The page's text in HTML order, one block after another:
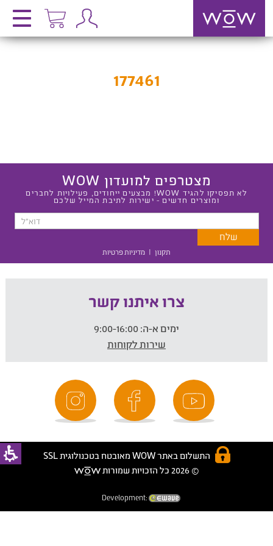
177461
מצטרפים למועדון WOW
לא תפסיקו להגיד WOW! מבצעים ייחודים, פעילויות לחברים
ומוצרים חדשים - ישירות לתיבת המייל שלכם
תקנון | מדיניות פרטיות
צרו איתנו קשר
ימים א-ה:
שירות לקוחות
התשלום באתר WOW מאובטח בטכנולוגית SSL
© 2026 כל הזכויות שמורות
Development: